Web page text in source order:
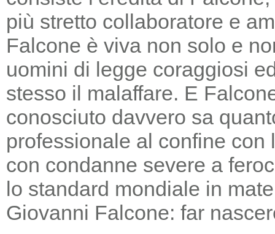
più stretto collaboratore e
Falcone è viva non solo e
uomini di legge coraggiosi
stesso il malaffare. E
conosciuto davvero sa
professionale al confine
con condanne severe a
lo standard mondiale in
Giovanni Falcone: far